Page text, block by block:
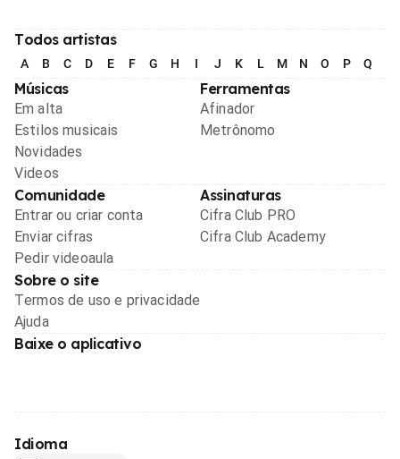
Todos artistas
A B C D E F G H I J K L M N O P Q
Músicas
Em alta
Estilos musicais
Novidades
Videos
Ferramentas
Afinador
Metrônomo
Comunidade
Entrar ou criar conta
Enviar cifras
Pedir videoaula
Assinaturas
Cifra Club PRO
Cifra Club Academy
Sobre o site
Termos de uso e privacidade
Ajuda
Baixe o aplicativo
Idioma